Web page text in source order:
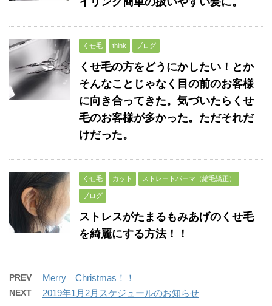
くせ毛 think ブログ
くせ毛の方をどうにかしたい！とか
そんなことじゃなく目の前のお客様
に向き合ってきた。気づいたらくせ
毛のお客様が多かった。ただそれだ
けだった。
くせ毛 カット ストレートパーマ（縮毛矯正）
ブログ
ストレスがたまるもみあげのくせ毛
を綺麗にする方法！！
PREV Merry Christmas！！
NEXT 2019年1月2月スケジュールのお知らせ